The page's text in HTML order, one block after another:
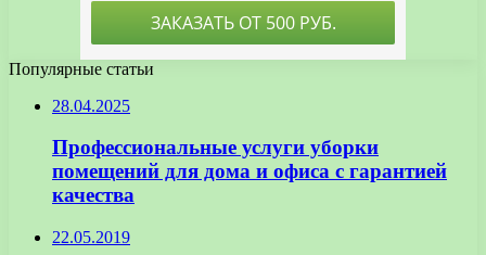
Популярные статьи
28.04.2025
Профессиональные услуги уборки
помещений для дома и офиса с гарантией
качества
22.05.2019